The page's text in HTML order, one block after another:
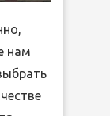
нам